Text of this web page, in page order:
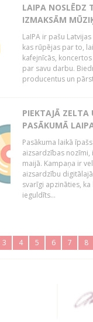
LAIPA NOSLĒDZ
IZMAKSĀM
LaIPA ir pašu
kas rūpējas par to,
kafejnīcās,
par savu darbu.
producentus un
PIEKTAJĀ ZELTA
PASĀKUMĀ
Pasākuma laikā
aizsardzības nozīmi,
maijā. Kampaņa ir
aizsardzību
svarīgi apzināties,
ieguldīts...
3 4 5 6 7 8